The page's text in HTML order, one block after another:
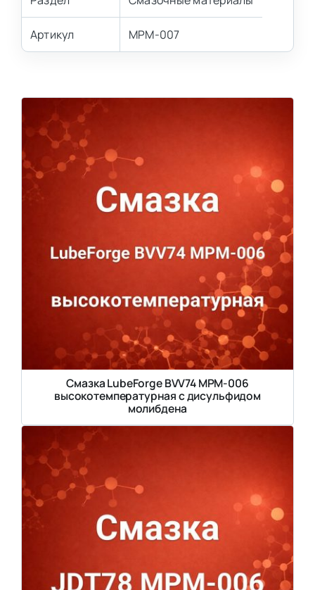
Артикул MPM-007
Смазка LubeForge BVV74 MPM-006
высокотемпературная с дисульфидом
молибдена